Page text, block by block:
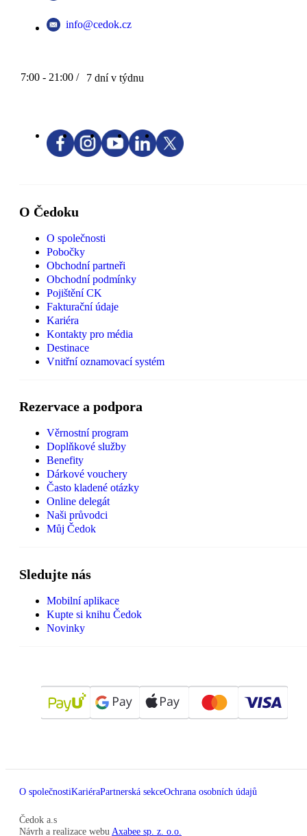
info@cedok.cz
7:00 - 21:00 / 7 dní v týdnu
O Čedoku
O společnosti
Pobočky
Obchodní partneři
Obchodní podmínky
Pojištění CK
Fakturační údaje
Kariéra
Kontakty pro média
Destinace
Vnitřní oznamovací systém
Rezervace a podpora
Věrnostní program
Doplňkové služby
Benefity
Dárkové vouchery
Často kladené otázky
Online delegát
Naši průvodci
Můj Čedok
Sledujte nás
Mobilní aplikace
Kupte si knihu Čedok
Novinky
O společnostiKariéraPartnerská sekceOchrana osobních údajů
Čedok a.s
Návrh a realizace webu Axabee sp. z. o.o.